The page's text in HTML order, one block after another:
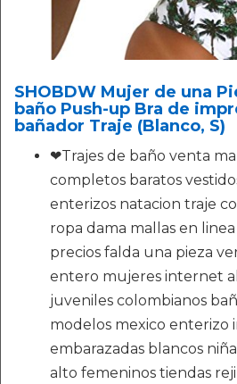
SHOBDW Mujer de una
baño Push-up Bra de
bañador Traje (Blanco, S)
❤Trajes de baño venta
completos baratos
enterizos natacion traje
ropa dama mallas en
precios falda una pieza
entero mujeres internet
juveniles colombianos
modelos mexico enterizo
embarazadas blancos
alto femeninos tiendas